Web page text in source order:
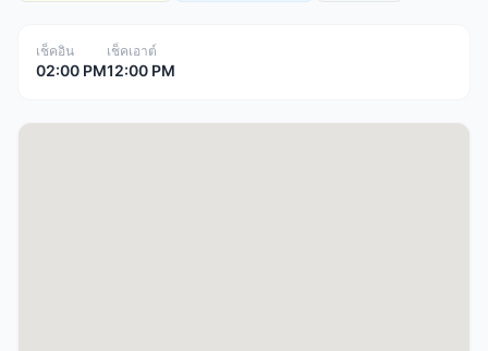
เช็คอิน
02:00 PM
เช็คเอาต์
12:00 PM